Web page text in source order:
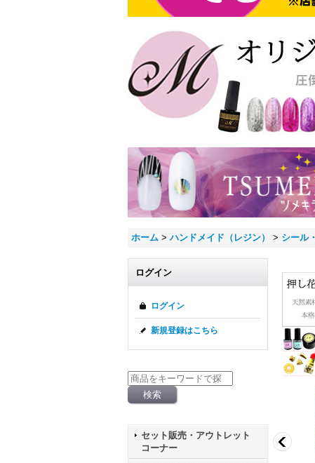
ホーム > ハンドメイド（レジン） > シール
ログイン
ログイン
新規登録はこちら
セット販売・アウトレット
コーナー